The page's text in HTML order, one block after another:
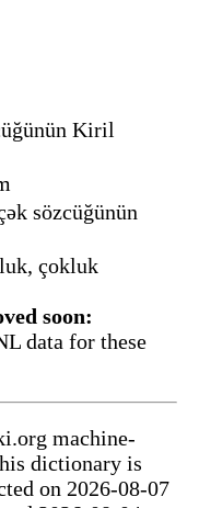
Kiril
sözcüğünün
çokluk
soon:
data for these
machine-
dictionary is
on 2026-08-07